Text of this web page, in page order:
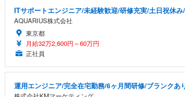
ITサポートエンジニア/未経験歓迎/研修充実/土日祝休
AQUARIUS株式会社
東京都
月給32万2,600円～60万円
正社員
運用エンジニア/完全在宅勤務/6ヶ月間研修/ブランクあ